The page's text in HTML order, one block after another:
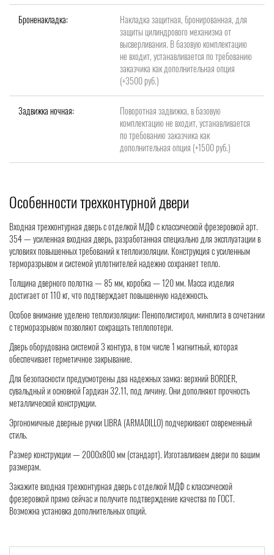
Броненакладка:
Накладка защитная, бронированная, для
защиты цилиндрового механизма от
высверливания. В базовую комплектацию
не входит, устанавливается по требованию
заказчика как дополнительная опция
(+3500 руб.)
Задвижка ночная:
Поворотная задвижка, в базовую
комплектацию не входит, устанавливается
по требованию заказчика как
дополнительная опция (+1500 руб.)
Особенности трехконтурной двери
Входная трехконтурная дверь с отделкой МДФ с классической фрезеровкой арт.
354 — усиленная входная дверь, разработанная специально для эксплуатации в
условиях повышенных требований к теплоизоляции. Конструкция с усиленным
терморазрывом и системой уплотнителей надежно сохраняет тепло.
Толщина дверного полотна — 85 мм, коробка — 120 мм. Масса изделия
достигает от 110 кг, что подтверждает повышенную надежность.
Особое внимание уделено теплоизоляции: Пенополистирол, минплита в сочетании
с терморазрывом позволяют сокращать теплопотери.
Дверь оборудована системой 3 контура, в том числе 1 магнитный, которая
обеспечивает герметичное закрывание.
Для безопасности предусмотрены два надежных замка: верхний BORDER,
сувальдный и основной Гардиан 32.11, под личину. Они дополняют прочность
металлической конструкции.
Эргономичные дверные ручки LIBRA (ARMADILLO) подчеркивают современный
стиль.
Размер конструкции — 2000x800 мм (стандарт). Изготавливаем двери по вашим
размерам.
Закажите входная трехконтурная дверь с отделкой МДФ с классической
фрезеровкой прямо сейчас и получите подтверждение качества по ГОСТ.
Возможна установка дополнительных опций.